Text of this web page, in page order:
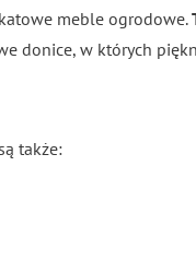
meble ogrodowe.
donice, w których
także: